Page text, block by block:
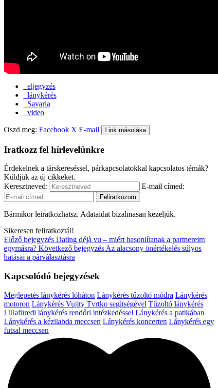
eljegyzés
lánykérés
Savaria
video
Oszd meg: Facebook X E-mail Link másolása
Iratkozz fel hírlevelünkre
Érdekelnek a társkereséssel, párkapcsolatokkal kapcsolatos témák?
Küldjük az új cikkeket.
Keresztneved:
E-mail címed:
Bármikor leiratkozhatsz. Adataidat bizalmasan kezeljük.
Sikeresen feliratkoztál!
Előző bejegyzés Dating déjà vu – miért hasonlítanak a partnereim
egymásra? Következő bejegyzés Az alacsony önértékelés súlyos
hatásai a párválasztásra
Kapcsolódó bejegyzések
Meglepetés lánykérés lóháton Lánykérés tűzoltó módra Lánykérés
motoron Lánykérés Vujity Tvrtko segítségével Tűzoltó lánykérés
Lillafüredi lánykérés rendőri intézkedéssel Lánykérés a patikában
Lánykérés a kézilabda meccsen Lánykérés koncerten Lánykérés egy
futsal meccsen